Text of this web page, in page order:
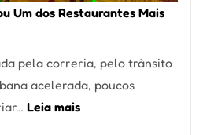
Um dos Restaurantes Mais
pela correria, pelo trânsito
acelerada, poucos
Leia mais: